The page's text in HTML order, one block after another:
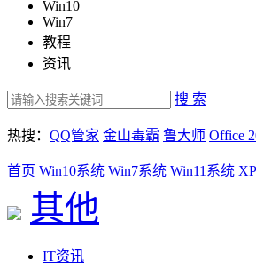
Win10
Win7
教程
资讯
搜 索
热搜： QQ管家 金山毒霸 鲁大师 Office
首页 Win10系统 Win7系统 Win11系统
其他
IT资讯